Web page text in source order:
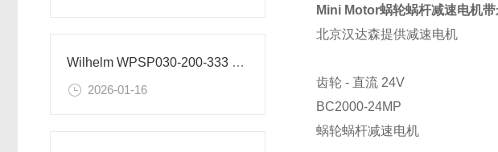
Wilhelm WPSP030-200-333 压力机在印刷系统中的应用
2026-01-16
Mini Motor蜗轮蜗杆减速电机带
北京汉达森提供减速电机
齿轮 - 直流 24V
BC2000-24MP
蜗轮蜗杆减速电机